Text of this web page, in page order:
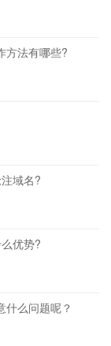
方法有哪些?
域名?
优势?
什么问题呢？